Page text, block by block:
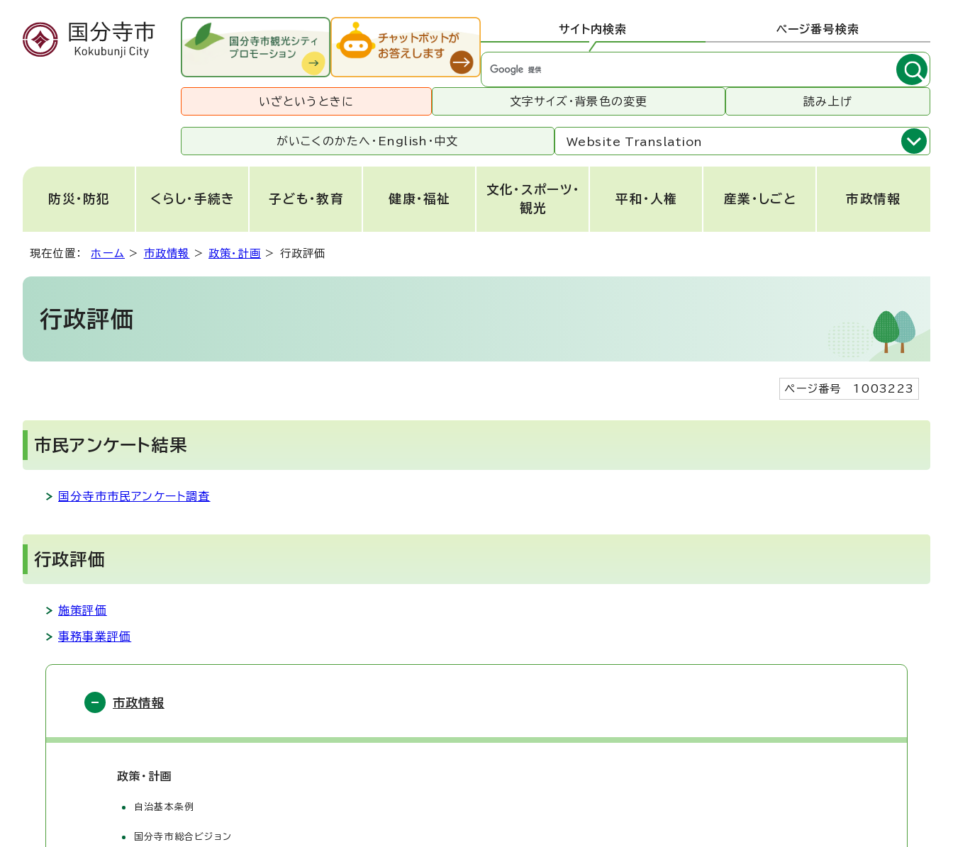
サイト内検索 ページ番号検索
いざというときに 文字サイズ・背景色の変更 読み上げ
がいこくのかたへ・ English ・ 中文 Website Translation
防災・防犯 くらし・手続き 子ども・教育 健康・福祉
文化・スポーツ・
観光
平和・人権 産業・しごと 市政情報
現在位置： ホーム > 市政情報 > 政策・計画 > 行政評価
行政評価
ページ番号 1003223
市民アンケート結果
国分寺市市民アンケート調査
行政評価
施策評価
事務事業評価
市政情報
政策・計画
自治基本条例
国分寺市総合ビジョン